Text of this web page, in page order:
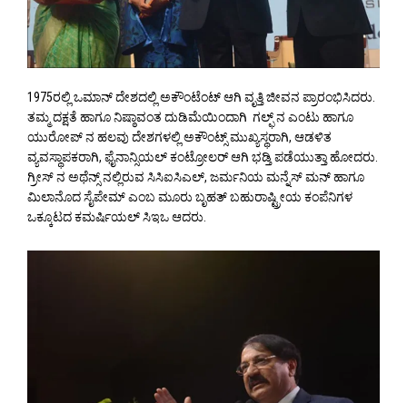
1975ರಲ್ಲಿ ಒಮಾನ್ ದೇಶದಲ್ಲಿ ಅಕೌಂಟೆಂಟ್ ಆಗಿ ವೃತ್ತಿ ಜೀವನ ಪ್ರಾರಂಭಿಸಿದರು.
ತಮ್ಮ ದಕ್ಷತೆ ಹಾಗೂ ನಿಷ್ಠಾವಂತ ದುಡಿಮೆಯಿಂದಾಗಿ ಗಲ್ಫ್ ನ ಎಂಟು ಹಾಗೂ
ಯುರೋಪ್ ನ ಹಲವು ದೇಶಗಳಲ್ಲಿ ಅಕೌಂಟ್ಸ್ ಮುಖ್ಯಸ್ಥರಾಗಿ, ಆಡಳಿತ
ವ್ಯವಸ್ಥಾಪಕರಾಗಿ, ಫೈನಾನ್ಸಿಯಲ್ ಕಂಟ್ರೋಲರ್ ಆಗಿ ಭಡ್ತಿ ಪಡೆಯುತ್ತಾ ಹೋದರು.
ಗ್ರೀಸ್ ನ ಅಥೆನ್ಸ್ ನಲ್ಲಿರುವ ಸಿಸಿಐಸಿಎಲ್, ಜರ್ಮನಿಯ ಮನ್ನೆಸ್ ಮನ್ ಹಾಗೂ
ಮಿಲಾನೊದ ಸೈಪೇಮ್ ಎಂಬ ಮೂರು ಬೃಹತ್ ಬಹುರಾಷ್ಟ್ರೀಯ ಕಂಪೆನಿಗಳ
ಒಕ್ಕೂಟದ ಕಮರ್ಷಿಯಲ್ ಸಿಇಒ ಆದರು.